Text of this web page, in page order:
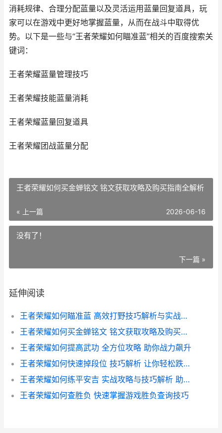
消耗规律、合理分配蓝量以及灵活运用蓝量回复道具，玩
家可以在游戏中更好地掌握蓝量，从而在战斗中取得优
势。以下是一些与“王者荣耀如何瞄准蓝”相关的百度搜索关
键词：
王者荣耀蓝量管理技巧
王者荣耀技能蓝量消耗
王者荣耀蓝量回复道具
王者荣耀团战蓝量分配
王者荣耀如何买金蝉铭文 铭文获取攻略及购买指南全解析
« 上一篇 2026-06-16
没有了！
下一篇 »
延伸阅读
王者荣耀如何瞄准蓝 高效打野技巧解析与实战攻略
王者荣耀如何买金蝉铭文 铭文获取攻略及购买指南全解析
王者荣耀如何提高武功 全方位攻略 助你战力飙升
王者荣耀如何快速掉段位 技巧解析 让你轻松跌落神坛
王者荣耀如何练平安吉 实战攻略与技巧解析 助你轻松上分
王者荣耀如何查胜负 快速掌握游戏胜负查询技巧